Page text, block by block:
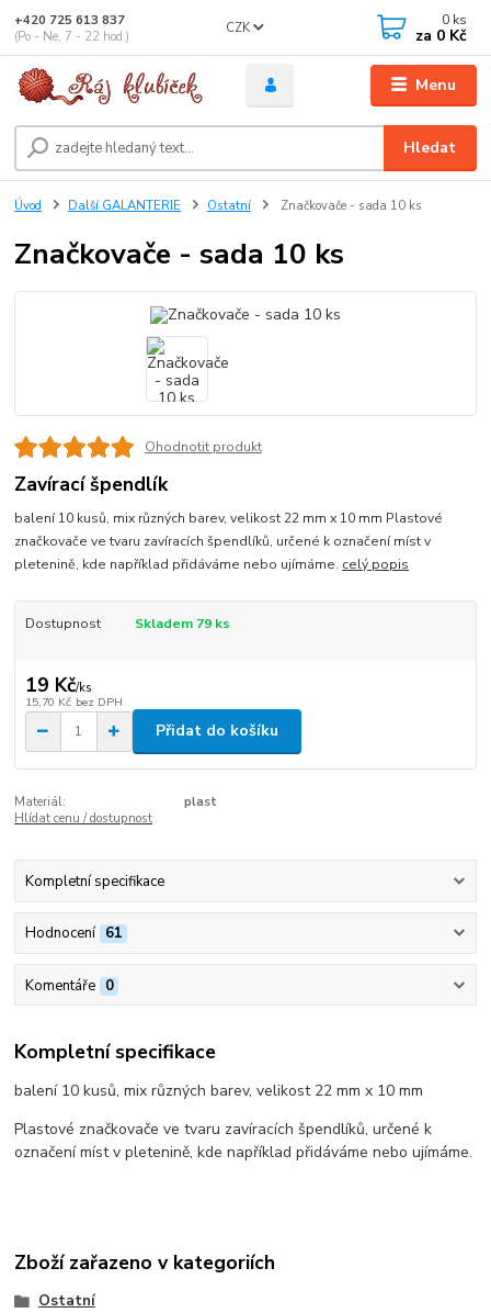
Menu
CZK
Hledat
+420 725 613 837
(Po - Ne, 7 - 22 hod.)
0 ks
za 0 Kč
Úvod Další GALANTERIE Ostatní Značkovače - sada 10 ks
Značkovače - sada 10 ks
Ohodnotit produkt
Zavírací špendlík
balení 10 kusů, mix různých barev, velikost 22 mm x 10 mm Plastové
značkovače ve tvaru zavíracích špendlíků, určené k označení míst v
pletenině, kde například přidáváme nebo ujímáme. celý popis
Dostupnost Skladem 79 ks
19 Kč/ks
15,70 Kč bez DPH
Přidat do košíku
Materiál:
plast
Hlídat cenu / dostupnost
Kompletní specifikace
Hodnocení 61
Komentáře 0
Kompletní specifikace
balení 10 kusů, mix různých barev, velikost 22 mm x 10 mm
Plastové značkovače ve tvaru zavíracích špendlíků, určené k
označení míst v pletenině, kde například přidáváme nebo ujímáme.
Zboží zařazeno v kategoriích
Ostatní